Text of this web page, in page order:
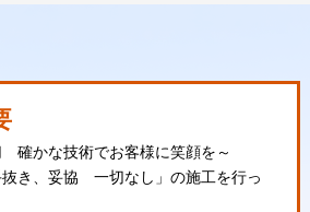
確かな技術でお客様に笑顔を～
抜き、妥協 一切なし」の施工を行っ